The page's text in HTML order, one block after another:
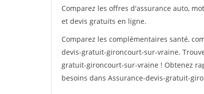
Comparez les offres d'assurance auto,
et devis gratuits en ligne.
Comparez les complémentaires santé,
devis-gratuit-gironcourt-sur-vraine.
gratuit-gironcourt-sur-vraine ! Obtenez
besoins dans Assurance-devis-gratuit-